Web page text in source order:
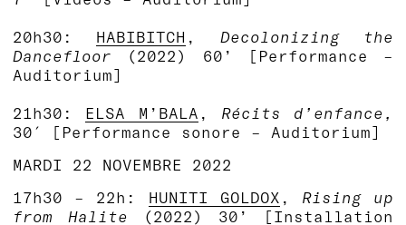
20h30: HABIBITCH , Decolonizing the
Dancefloor
(2022)
60’ [Performance –
Auditorium]
21h30: ELSA M’BALA , Récits d’enfance,
30′ [Performance sonore – Auditorium]
MARDI 22 NOVEMBRE 2022
17h30 – 22h: HUNITI GOLDOX , Rising up
from Halite (2022)
30’ [Installation